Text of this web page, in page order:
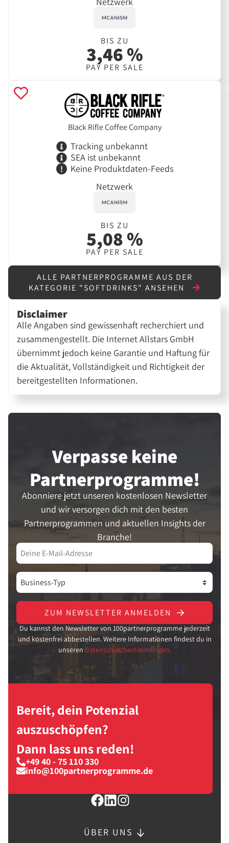
BIS ZU
3,46 %
PAY PER SALE
Black Rifle Coffee Company
Tracking unbekannt
SEA ist unbekannt
Keine Produktdaten-Feeds
Netzwerk
BIS ZU
5,08 %
PAY PER SALE
ALLE PARTNERPROGRAMME AUS DER
KATEGORIE "SOFTDRINKS" ANSEHEN
Disclaimer
Alle Angaben sind gewissenhaft recherchiert und
zusammengestellt. Die Internet Allstars GmbH
übernimmt jedoch keine Garantie und Haftung für
die Aktualität, Vollständigkeit und Richtigkeit der
bereitgestellten Informationen.
Verpasse keine
Partner­programme!
Abonniere jetzt unseren kostenlosen Newsletter
und wir versorgen dich mit den besten
Partnerprogrammen und aktuellen Insights der
Branche!
ZUM NEWSLETTER ANMELDEN
Du kannst den Newsletter von 100partnerprogramme jederzeit
und kostenfrei abbestellen. Weitere Informationen findest du in
unseren Datenschutzbestimmungen.
Bereit, dein Potenzial
auszuschöpfen?
Dann lass uns reden!
+49 40 - 75 110 330
info@100partnerprogramme.de
ÜBER UNS